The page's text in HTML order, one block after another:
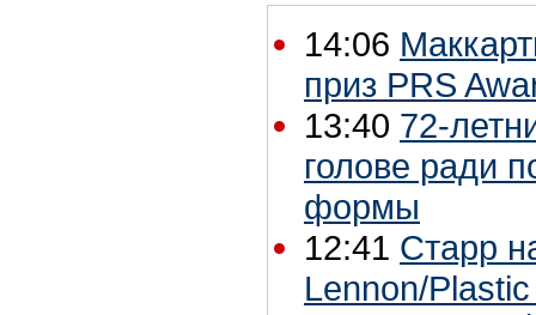
14:06
приз PRS
13:40 72-
голове ради
формы
12:41 Старр
Lennon/